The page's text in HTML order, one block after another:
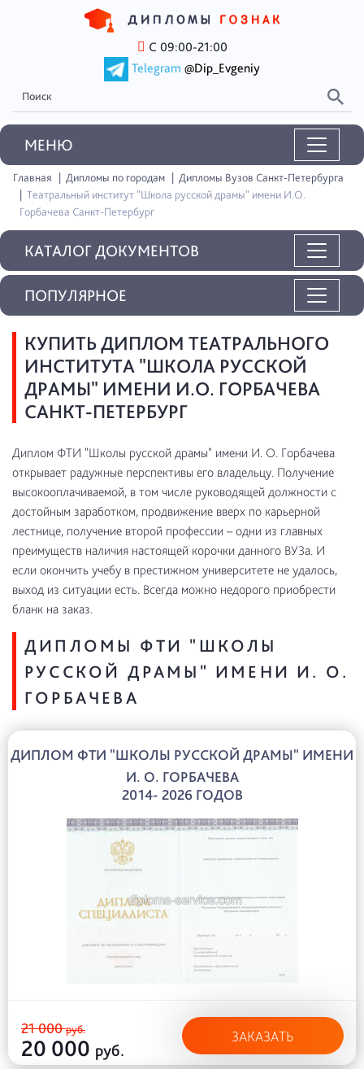
С 09:00-21:00
Telegram @Dip_Evgeniy
MEНЮ
Главная Дипломы по городам
Дипломы Вузов Санкт-Петербурга
Театральный институт "Школа русской драмы" имени И.О.
Горбачева Санкт-Петербург
КАТАЛОГ ДОКУМЕНТОВ
КУПИТЬ ДИПЛОМ ТЕАТРАЛЬНОГО
ИНСТИТУТА "ШКОЛА РУССКОЙ
ДРАМЫ" ИМЕНИ И.О. ГОРБАЧЕВА
САНКТ-ПЕТЕРБУРГ
Диплом ФТИ "Школы русской драмы" имени И. О. Горбачева
открывает радужные перспективы его владельцу. Получение
высокооплачиваемой, в том числе руководящей должности с
достойным заработком, продвижение вверх по карьерной
лестнице, получение второй профессии – одни из главных
преимуществ наличия настоящей корочки данного ВУЗа. И
если окончить учебу в престижном университете не удалось,
выход из ситуации есть. Всегда можно недорого приобрести
бланк на заказ.
ДИПЛОМЫ ФТИ "ШКОЛЫ
РУССКОЙ ДРАМЫ" ИМЕНИ И. О.
ГОРБАЧЕВА
ДИПЛОМ ФТИ "ШКОЛЫ РУССКОЙ ДРАМЫ" ИМЕНИ
И. О. ГОРБАЧЕВА
2014- 2026 ГОДОВ
21 000руб.
20 000 руб.
ЗАКАЗАТЬ
ПОПУЛЯРНОЕ